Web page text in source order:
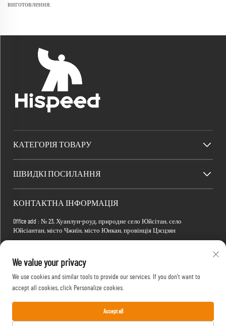
виготовлення.
КАТЕГОРІЯ ТОВАРУ
ШВИДКІ ПОСИЛАННЯ
КОНТАКТНА ІНФОРМАЦІЯ
Office add : № 23, Хуанлун-роуд, природне село Юйсітан, село
Юйсіантан, місто Чжиїн, місто Юнкан, провінція Цзєцзян
Електронна пошта: [email protected]
We value your privacy
We use cookies and similar tools to provide our services. If you don't want to
accept all cookies, click Personalize cookies.
Accept all